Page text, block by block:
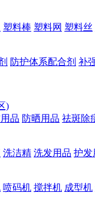
塑料棒 塑料网 塑料丝
防护体系配合剂 补
)
品 防晒用品 祛斑除
洗洁精 洗发用品 护发
喷码机 搅拌机 成型机